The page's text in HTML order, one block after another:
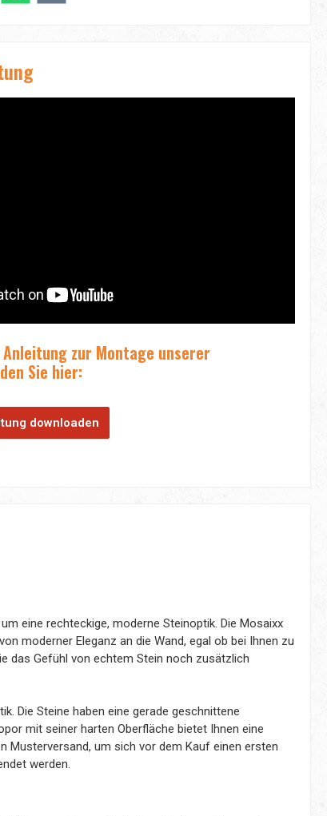
zur Montage unserer
Sie hier:
downloaden
eine rechteckige, moderne Steinoptik. Die Mosaixx
moderner Eleganz an die Wand, egal ob bei Ihnen zu
das Gefühl von echtem Stein noch zusätzlich
Die Steine haben eine gerade geschnittene
mit seiner harten Oberfläche bietet Ihnen eine
Musterversand, um sich vor dem Kauf einen ersten
werden.